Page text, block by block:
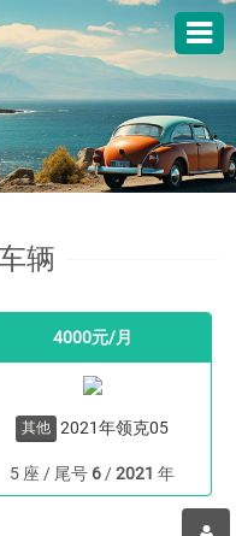
辆
4000元/月
其他 2021年领克05
5 座 / 尾号 6 /2021 年